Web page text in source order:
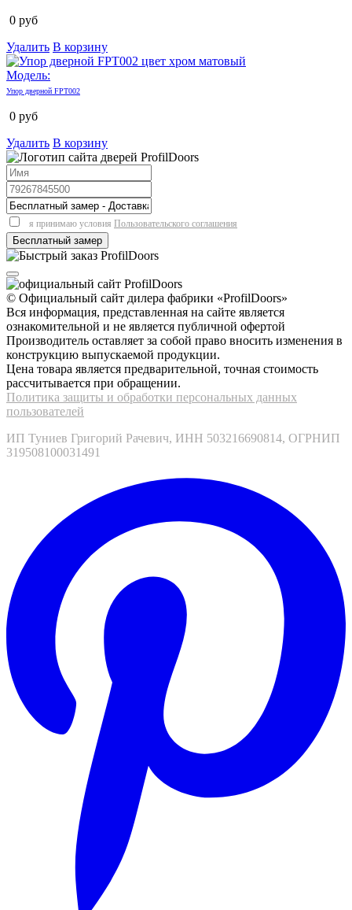
0 руб
Удалить В корзину
Модель:
Упор дверной FPT002
0 руб
Удалить В корзину
я принимаю условия Пользовательского соглашения
© Официальный сайт дилера фабрики «ProfilDoors»
Вся информация, представленная на сайте является
ознакомительной и не является публичной офертой
Производитель оставляет за собой право вносить изменения в
конструкцию выпускаемой продукции.
Цена товара является предварительной, точная стоимость
рассчитывается при обращении.
Политика защиты и обработки персональных данных
пользователей
ИП Туниев Григорий Рачевич, ИНН 503216690814, ОГРНИП
319508100031491